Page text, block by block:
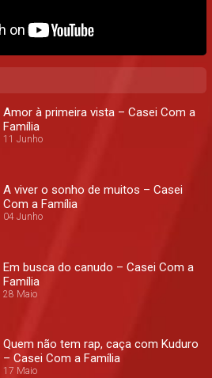
Amor à primeira vista – Casei Com a
Família
11 Junho
A viver o sonho de muitos – Casei
Com a Família
04 Junho
Em busca do canudo – Casei Com a
Família
28 Maio
Quem não tem rap, caça com Kuduro
– Casei Com a Família
17 Maio